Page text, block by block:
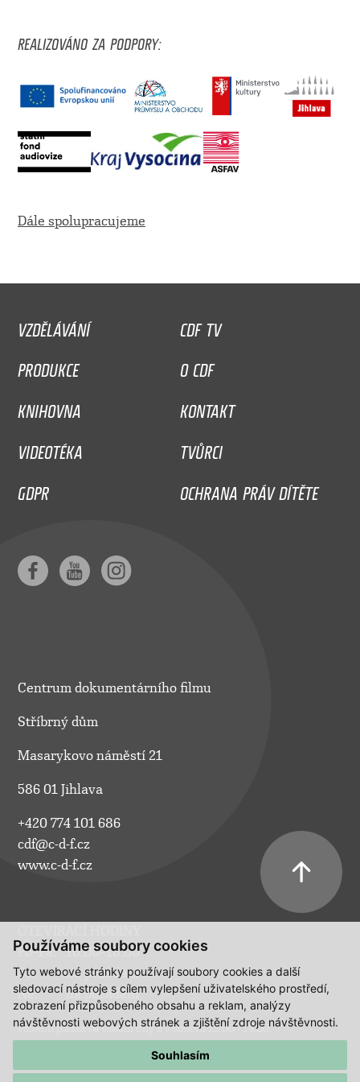
Používáme soubory cookies
Tyto webové stránky používají soubory cookies a další
sledovací nástroje s cílem vylepšení uživatelského prostředí,
zobrazení přizpůsobeného obsahu a reklam, analýzy
návštěvnosti webových stránek a zjištění zdroje návštěvnosti.
Souhlasím
REALIZOVÁNO ZA PODPORY:
Dále spolupracujeme
VZDĚLÁVÁNÍ
CDF TV
PRODUKCE
O CDF
KNIHOVNA
KONTAKT
VIDEOTÉKA
TVŮRCI
GDPR
OCHRANA PRÁV DÍTĚTE
Centrum dokumentárního filmu
Stříbrný dům
Masarykovo náměstí 21
586 01 Jihlava
+420 774 101 686
cdf@c-d-f.cz
www.c-d-f.cz
Po–Pá:
10.00–18.00
So:
na požádání
Ne:
na požádání
Polední pauza ve všední dny a v sobotu 13:00 - 14:00.